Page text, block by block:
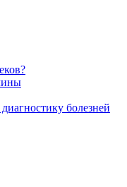
болезней